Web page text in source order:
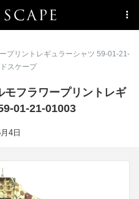
プリントレギュラーシャツ 59-01-21-
スケープ
モフラワープリントレギ
01-21-01003
4日